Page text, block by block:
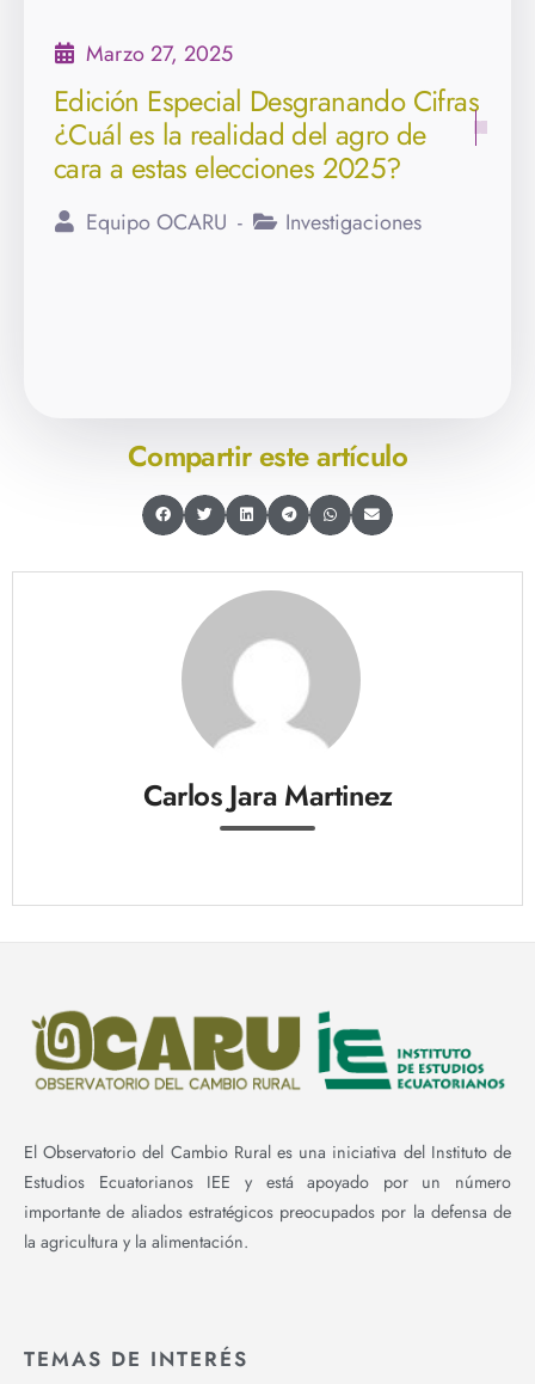
Marzo 27, 2025
Edición Especial Desgranando Cifras
¿Cuál es la realidad del agro de
cara a estas elecciones 2025?
Equipo OCARU Investigaciones
Compartir este artículo
Carlos Jara Martinez
El Observatorio del Cambio Rural es una iniciativa del Instituto de
Estudios Ecuatorianos IEE y está apoyado por un número
importante de aliados estratégicos preocupados por la defensa de
la agricultura y la alimentación.
TEMAS DE INTERÉS